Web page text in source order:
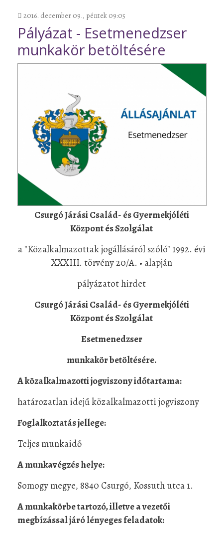
2016. december 09., péntek 09:05
Pályázat - Esetmenedzser
munkakör betöltésére
Csurgó Járási Család- és Gyermekjóléti
Központ és Szolgálat
a "Közalkalmazottak jogállásáról szóló" 1992. évi
XXXIII. törvény 20/A. • alapján
pályázatot hirdet
Csurgó Járási Család- és Gyermekjóléti
Központ és Szolgálat
Esetmenedzser
munkakör betöltésére.
A közalkalmazotti jogviszony időtartama:
határozatlan idejű közalkalmazotti jogviszony
Foglalkoztatás jellege:
Teljes munkaidő
A munkavégzés helye:
Somogy megye, 8840 Csurgó, Kossuth utca 1.
A munkakörbe tartozó, illetve a vezetői
megbízással járó lényeges feladatok: